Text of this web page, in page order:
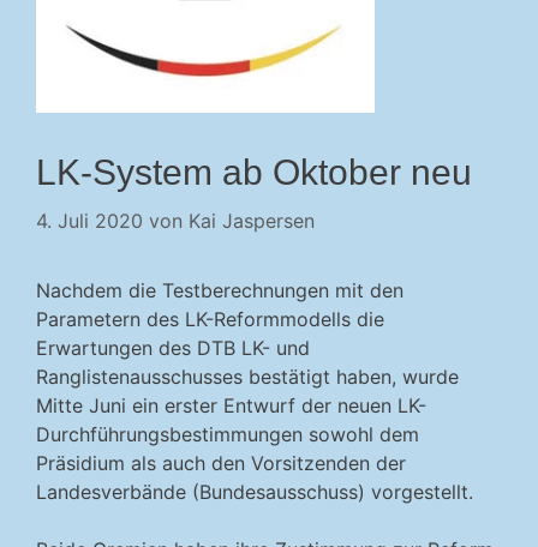
LK-System ab Oktober neu
4. Juli 2020 von Kai Jaspersen
Nachdem die Testberechnungen mit den
Parametern des LK-Reformmodells die
Erwartungen des DTB LK- und
Ranglistenausschusses bestätigt haben, wurde
Mitte Juni ein erster Entwurf der neuen LK-
Durchführungsbestimmungen sowohl dem
Präsidium als auch den Vorsitzenden der
Landesverbände (Bundesausschuss) vorgestellt.